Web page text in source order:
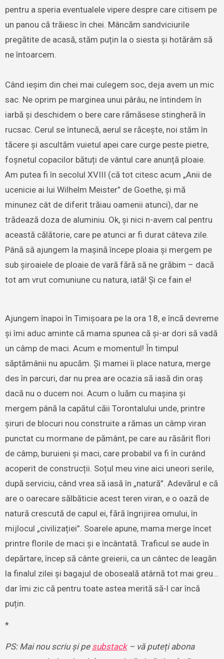
pentru a speria eventualele vipere despre care citisem pe
un panou că trăiesc în chei. Mâncăm sandviciurile
pregătite de acasă, stăm puțin la o siesta și hotărâm să
ne întoarcem.
Când ieșim din chei mai culegem soc, deja avem un mic
sac. Ne oprim pe marginea unui pârâu, ne întindem în
iarbă și deschidem o bere care rămăsese stingheră în
rucsac. Cerul se întunecă, aerul se răcește, noi stăm în
tăcere și ascultăm vuietul apei care curge peste pietre,
foșnetul copacilor bătuți de vântul care anunță ploaie.
Am putea fi în secolul XVIII (că tot citesc acum „Anii de
ucenicie ai lui Wilhelm Meister” de Goethe, și mă
minunez cât de diferit trăiau oamenii atunci), dar ne
trădează doza de aluminiu. Ok, și nici n-avem cal pentru
această călătorie, care pe atunci ar fi durat câteva zile.
Până să ajungem la mașină începe ploaia și mergem pe
sub șiroaiele de ploaie de vară fără să ne grăbim – dacă
tot am vrut comuniune cu natura, iată! Și ce fain e!
Ajungem înapoi în Timișoara pe la ora 18, e încă devreme
și îmi aduc aminte că mama spunea că și-ar dori să vadă
un câmp de maci. Acum e momentul! În timpul
săptămânii nu apucăm. Și mamei îi place natura, merge
des în parcuri, dar nu prea are ocazia să iasă din oraș
dacă nu o ducem noi. Acum o luăm cu mașina și
mergem până la capătul căii Torontalului unde, printre
șiruri de blocuri nou construite a rămas un câmp viran
punctat cu mormane de pământ, pe care au răsărit flori
de câmp, buruieni și maci, care probabil va fi în curând
acoperit de construcții. Soțul meu vine aici uneori serile,
după serviciu, când vrea să iasă în „natură”. Adevărul e că
are o oarecare sălbăticie acest teren viran, e o oază de
natură crescută de capul ei, fără îngrijirea omului, în
mijlocul „civilizației”. Soarele apune, mama merge încet
printre florile de maci și e încântată. Traficul se aude în
depărtare, încep să cânte greierii, ca un cântec de leagăn
la finalul zilei și bagajul de oboseală atârnă tot mai greu…
dar îmi zic că pentru toate astea merită să-l car încă
puțin.
*
PS: Mai nou scriu și pe substack– vă puteți abona